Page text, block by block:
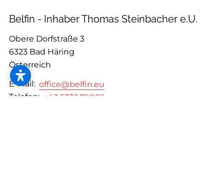
--
Belfin - Inhaber Thomas Steinbacher e.U.
Obere Dorfstraße 3
6323 Bad Häring
Österreich
E-Mail: office@belfin.eu
Telefon:
+43 5332 76086